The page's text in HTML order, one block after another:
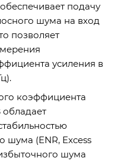
подачу
шума на вход
позволяет
усиления в
коэффициента
обладает
шума (ENR, Excess
шума